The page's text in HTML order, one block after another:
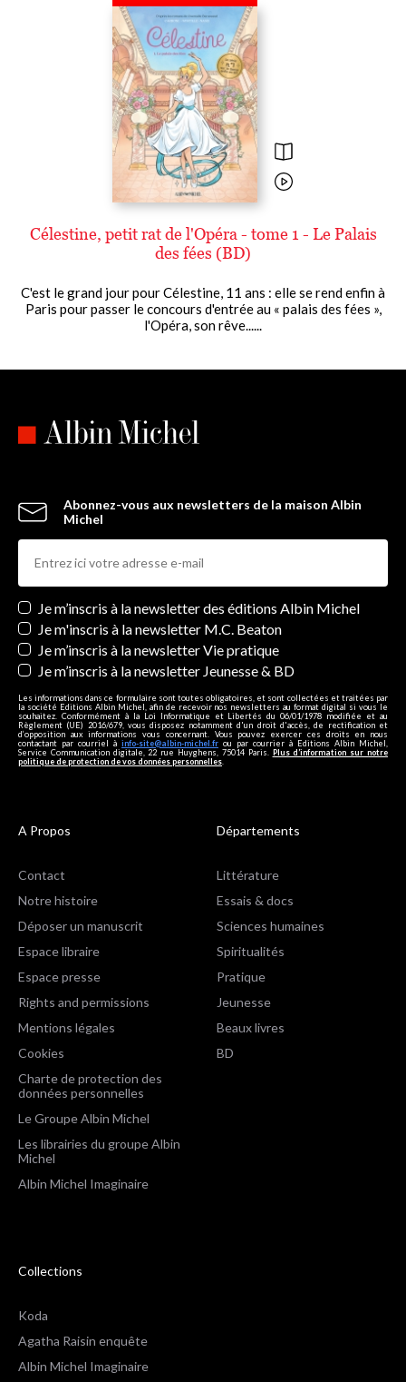
Célestine, petit rat de l'Opéra - tome 1 - Le Palais
des fées (BD)
C'est le grand jour pour Célestine, 11 ans : elle se rend enfin à
Paris pour passer le concours d'entrée au « palais des fées »,
l'Opéra, son rêve......
Abonnez-vous aux newsletters de la maison Albin
Michel
Newsletters
Je m’inscris à la newsletter des éditions Albin Michel
Je m'inscris à la newsletter M.C. Beaton
Je m’inscris à la newsletter Vie pratique
Je m’inscris à la newsletter Jeunesse & BD
Les informations dans ce formulaire sont toutes obligatoires, et sont collectées et traitées par
la société Editions Albin Michel, afin de recevoir nos newsletters au format digital si vous le
souhaitez. Conformément à la Loi Informatique et Libertés du 06/01/1978 modifiée et au
Règlement (UE) 2016/679, vous disposez notamment d'un droit d'accès, de rectification et
d’opposition aux informations vous concernant. Vous pouvez exercer ces droits en nous
contactant par courriel à info-site@albin-michel.fr ou par courrier à Editions Albin Michel,
Service Communication digitale, 22 rue Huyghens, 75014 Paris. Plus d’information sur notre
politique de protection de vos données personnelles
A Propos
Contact
Notre histoire
Déposer un manuscrit
Espace libraire
Espace presse
Rights and permissions
Mentions légales
Cookies
Charte de protection des
données personnelles
Le Groupe Albin Michel
Les librairies du groupe Albin
Michel
Albin Michel Imaginaire
Départements
Littérature
Essais & docs
Sciences humaines
Spiritualités
Pratique
Jeunesse
Beaux livres
BD
Collections
Koda
Agatha Raisin enquête
Albin Michel Imaginaire